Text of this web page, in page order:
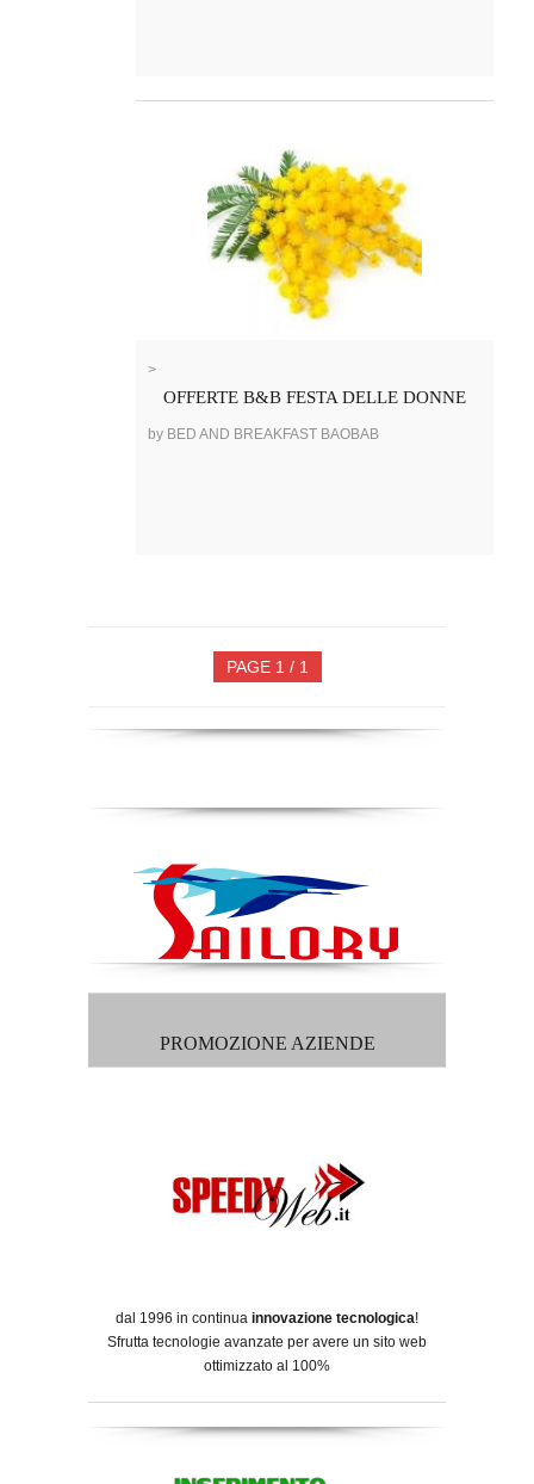
>
OFFERTE B&B FESTA DELLE DONNE
by BED AND BREAKFAST BAOBAB
PAGE 1 / 1
PROMOZIONE AZIENDE
dal 1996 in continua innovazione tecnologica!
Sfrutta tecnologie avanzate per avere un sito web
ottimizzato al 100%